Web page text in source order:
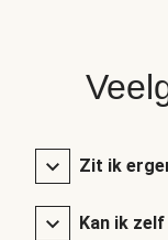
Zit ik
Kan ik